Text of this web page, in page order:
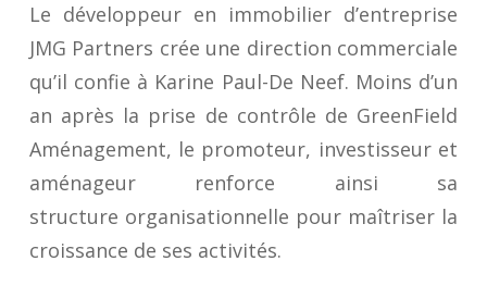
Le développeur en immobilier d’entreprise
JMG Partners crée une direction commerciale
qu’il confie à Karine Paul-De Neef. Moins d’un
an après la prise de contrôle de GreenField
Aménagement, le promoteur, investisseur et
aménageur renforce ainsi sa
structure organisationnelle pour maîtriser la
croissance de ses activités.